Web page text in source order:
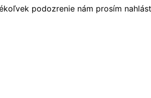
podozrenie nám prosím